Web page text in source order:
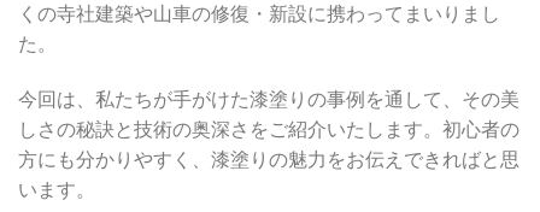
くの寺社建築や山車の修復・新設に携わってまいりまし
た。
今回は、私たちが手がけた漆塗りの事例を通して、その美
しさの秘訣と技術の奥深さをご紹介いたします。初心者の
方にも分かりやすく、漆塗りの魅力をお伝えできればと思
います。